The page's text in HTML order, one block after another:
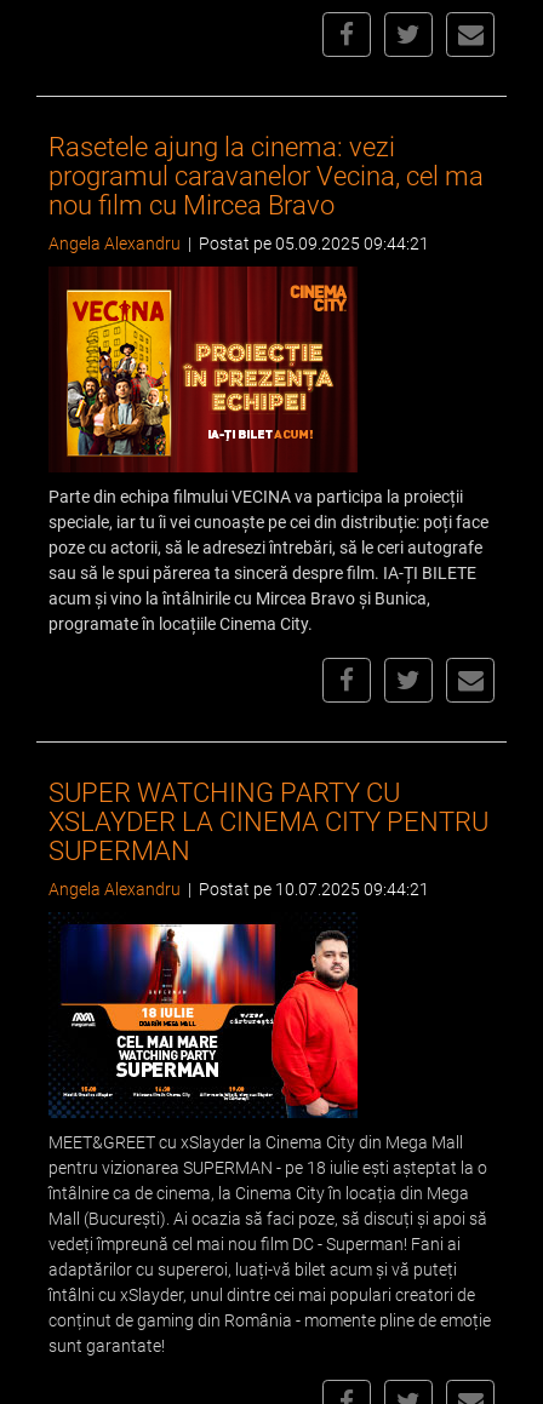
Rasetele ajung la cinema: vezi
programul caravanelor Vecina, cel ma
nou film cu Mircea Bravo
Angela Alexandru | Postat pe 05.09.2025 09:44:21
Parte din echipa filmului VECINA va participa la proiecții
speciale, iar tu îi vei cunoaște pe cei din distribuție: poți face
poze cu actorii, să le adresezi întrebări, să le ceri autografe
sau să le spui părerea ta sinceră despre film. IA-ȚI BILETE
acum și vino la întâlnirile cu Mircea Bravo și Bunica,
programate în locațiile Cinema City.
SUPER WATCHING PARTY CU
XSLAYDER LA CINEMA CITY PENTRU
SUPERMAN
Angela Alexandru | Postat pe 10.07.2025 09:44:21
MEET&GREET cu xSlayder la Cinema City din Mega Mall
pentru vizionarea SUPERMAN - pe 18 iulie ești așteptat la o
întâlnire ca de cinema, la Cinema City în locația din Mega
Mall (București). Ai ocazia să faci poze, să discuți și apoi să
vedeți împreună cel mai nou film DC - Superman! Fani ai
adaptărilor cu supereroi, luați-vă bilet acum și vă puteți
întâlni cu xSlayder, unul dintre cei mai populari creatori de
conținut de gaming din România - momente pline de emoție
sunt garantate!